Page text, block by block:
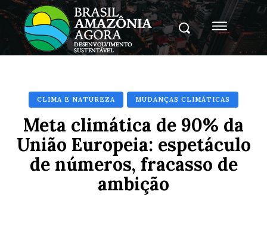
CLIMA E NATUREZA MUDANÇAS CLIMÁTICAS
Meta climática de 90% da
União Europeia: espetáculo
de números, fracasso de
ambição